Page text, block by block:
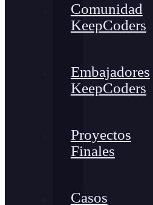
Comunidad
KeepCoders
Embajadores
KeepCoders
Proyectos
Finales
Casos